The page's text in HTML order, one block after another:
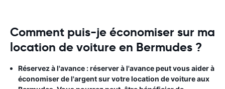
Comment puis-je économiser sur ma
location de voiture en Bermudes ?
Réservez à l'avance : réserver à l'avance peut vous aider à
économiser de l'argent sur votre location de voiture aux